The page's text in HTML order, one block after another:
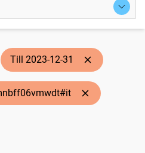
Till 2023-12-31